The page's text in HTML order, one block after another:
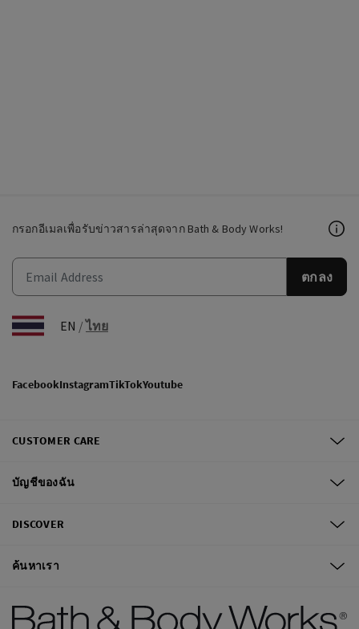
กรอกอีเมลเพื่อรับข่าวสารล่าสุดจาก Bath & Body Works!
ตกลง
EN /ไทย
FacebookInstagramTikTokYoutube
CUSTOMER CARE
บัญชีของฉัน
DISCOVER
ค้นหาเรา